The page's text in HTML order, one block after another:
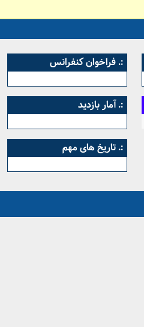
:. فراخوان کنفرانس
:. آمار بازدید
:. تاریخ های مهم